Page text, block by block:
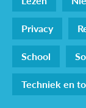
Privacy
School
Techniek en